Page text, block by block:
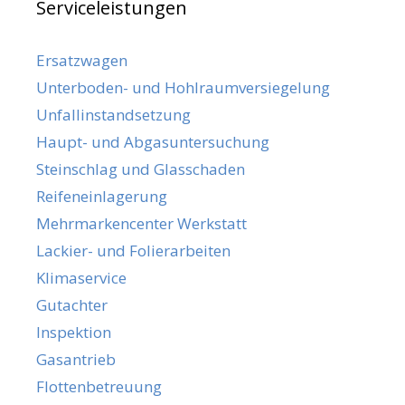
Serviceleistungen
Ersatzwagen
Unterboden- und Hohlraumversiegelung
Unfallinstandsetzung
Haupt- und Abgasuntersuchung
Steinschlag und Glasschaden
Reifeneinlagerung
Mehrmarkencenter Werkstatt
Lackier- und Folierarbeiten
Klimaservice
Gutachter
Inspektion
Gasantrieb
Flottenbetreuung